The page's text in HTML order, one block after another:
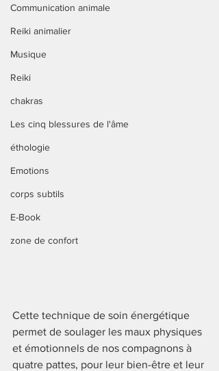
Communication animale
Reiki animalier
Musique
Reiki
chakras
Les cinq blessures de l'âme
éthologie
Emotions
corps subtils
E-Book
zone de confort
Cette technique de soin énergétique
permet de soulager les maux physiques
et émotionnels de nos compagnons à
quatre pattes, pour leur bien-être et leur